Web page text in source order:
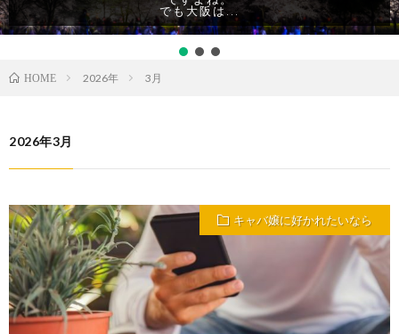
でも大阪は...
HOME 2026年 3月
2026年3月
キャバ嬢に好かれたいなら